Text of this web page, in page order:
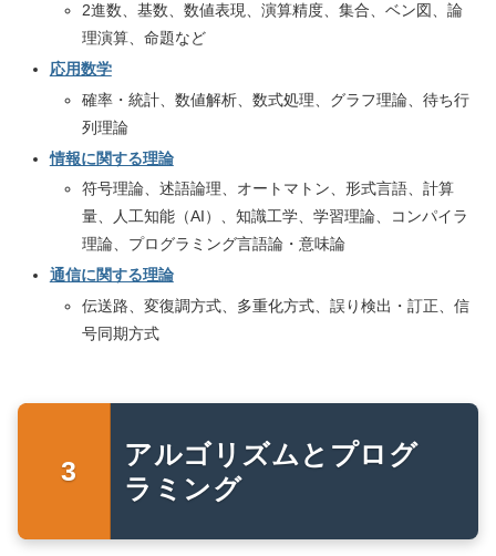
2進数、基数、数値表現、演算精度、集合、ベン図、論
理演算、命題など
応用数学
確率・統計、数値解析、数式処理、グラフ理論、待ち行
列理論
情報に関する理論
符号理論、述語論理、オートマトン、形式言語、計算
量、人工知能（AI）、知識工学、学習理論、コンパイラ
理論、プログラミング言語論・意味論
通信に関する理論
伝送路、変復調方式、多重化方式、誤り検出・訂正、信
号同期方式
アルゴリズムとプログ
ラミング